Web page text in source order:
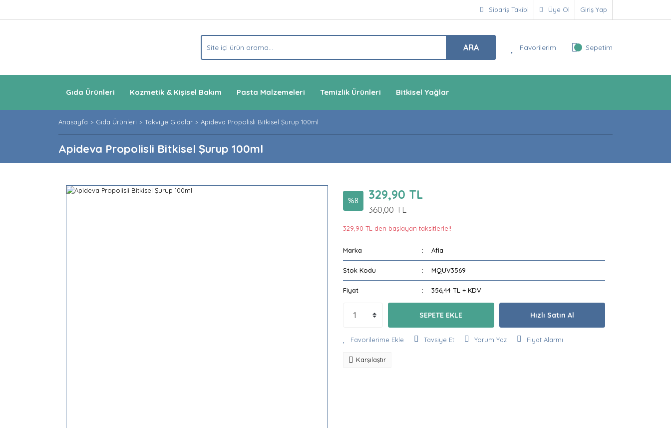
Sipariş Takibi Üye Ol Giriş Yap
ARA Favorilerim Sepetim
Gıda Ürünleri Kozmetik & Kişisel Bakım Pasta Malzemeleri Temizlik Ürünleri Bitkisel Yağlar
Anasayfa Gıda Ürünleri Takviye Gıdalar Apideva Propolisli Bitkisel Şurup 100ml
Apideva Propolisli Bitkisel Şurup 100ml
%8 329,90 TL
360,00 TL
329,90 TL den başlayan taksitlerle!!
Marka Afia
Stok Kodu MQUV3569
Fiyat 356,44 TL + KDV
SEPETE EKLE Hızlı Satın Al
Tavsiye Et Yorum Yaz Fiyat Alarmı
Karşılaştır